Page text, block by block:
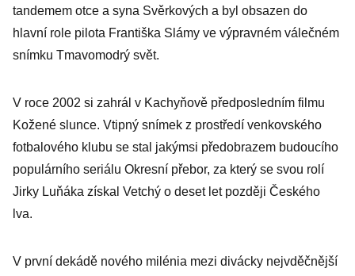
tandemem otce a syna Svěrkových a byl obsazen do
hlavní role pilota Františka Slámy ve výpravném válečném
snímku Tmavomodrý svět.
V roce 2002 si zahrál v Kachyňově předposledním filmu
Kožené slunce. Vtipný snímek z prostředí venkovského
fotbalového klubu se stal jakýmsi předobrazem budoucího
populárního seriálu Okresní přebor, za který se svou rolí
Jirky Luňáka získal Vetchý o deset let později Českého
lva.
V první dekádě nového milénia mezi divácky nejvděčnější